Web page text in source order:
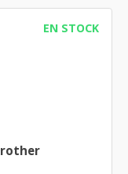
EN STOCK